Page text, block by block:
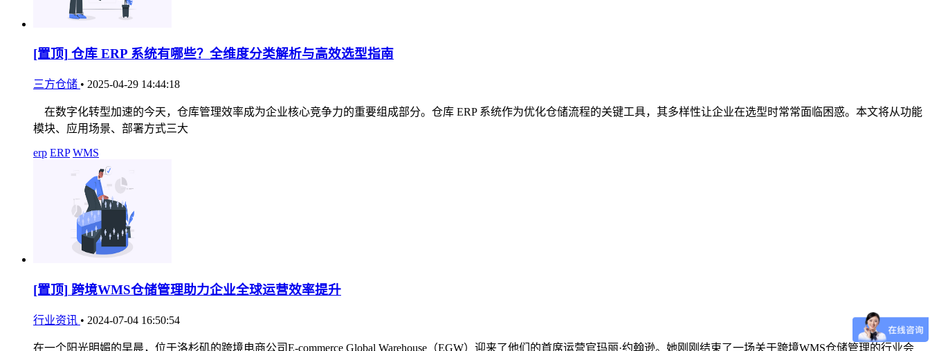
[置顶] 仓库 ERP 系统有哪些？全维度分类解析与高效选型指南
三方仓储 • 2025-04-29 14:44:18
在数字化转型加速的今天，仓库管理效率成为企业核心竞争力的重要组成部分。仓库 ERP 系统作为优化仓储流程的关键工具，其多样性让企业在选型时常常面临困惑。本文将从功能
模块、应用场景、部署方式三大
erp ERP WMS
[置顶] 跨境WMS仓储管理助力企业全球运营效率提升
行业资讯 • 2024-07-04 16:50:54
在一个阳光明媚的早晨，位于洛杉矶的跨境电商公司E-commerce Global Warehouse（EGW）迎来了他们的首席运营官玛丽·约翰逊。她刚刚结束了一场关于跨境WMS仓储管理的行业会